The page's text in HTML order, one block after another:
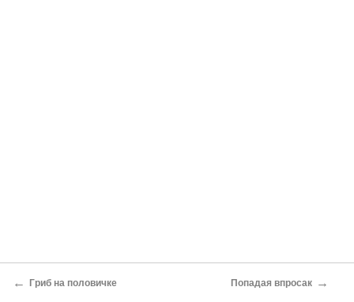
← Гриб на половичке Попадая впросак →